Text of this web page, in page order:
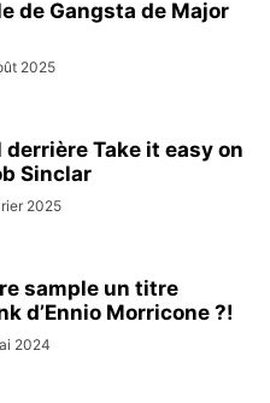
de Gangsta de Major
2025
derrière Take it easy on
Sinclar
2025
sample un titre
d’Ennio Morricone ?!
2024